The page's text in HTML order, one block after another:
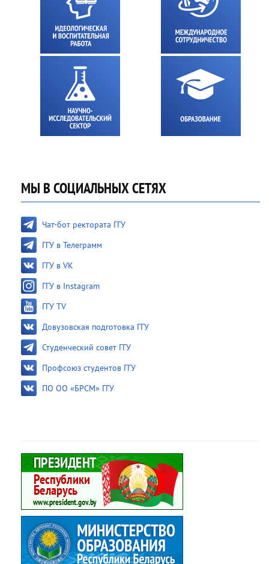
МЫ В СОЦИАЛЬНЫХ СЕТЯХ
Чат-бот ректората ГГУ
ГГУ в Телеграмм
ГГУ в VK
ГГУ в Instagram
ГГУ TV
Довузовская подготовка ГГУ
Студенческий совет ГГУ
Профсоюз студентов ГГУ
ПО ОО «БРСМ» ГГУ